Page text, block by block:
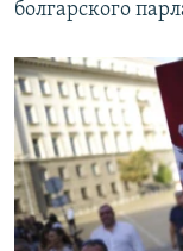
болгарского